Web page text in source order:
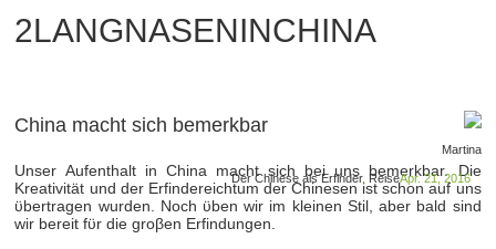
2LANGNASENINCHINA
China macht sich bemerkbar
Martina
Apr. 21, 2016
Der Chinese als Erfinder, Reise
Unser Aufenthalt in China macht sich bei uns bemerkbar. Die
Kreativität und der Erfindereichtum der Chinesen ist schon auf uns
ϋbertragen wurden. Noch ϋben wir im kleinen Stil, aber bald sind
wir bereit fϋr die groβen Erfindungen.